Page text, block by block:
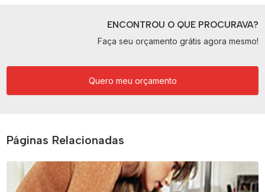
ENCONTROU O QUE PROCURAVA?
Faça seu orçamento grátis agora mesmo!
Quero meu orçamento
Páginas Relacionadas